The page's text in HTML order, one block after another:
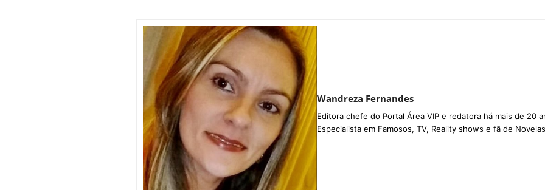
Wandreza Fernandes
Editora chefe do Portal Área VIP e redatora há mais de 20
Especialista em Famosos, TV, Reality shows e fã de